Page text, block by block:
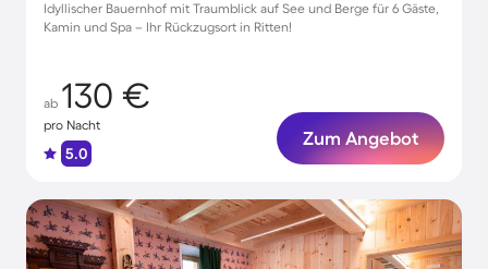
Idyllischer Bauernhof mit Traumblick auf See und Berge für 6 Gäste,
Kamin und Spa – Ihr Rückzugsort in Ritten!
ab 130 €
pro Nacht
5.0
Zum Angebot